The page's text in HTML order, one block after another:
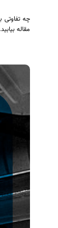
چه تفاوتی
مقاله بیابید.